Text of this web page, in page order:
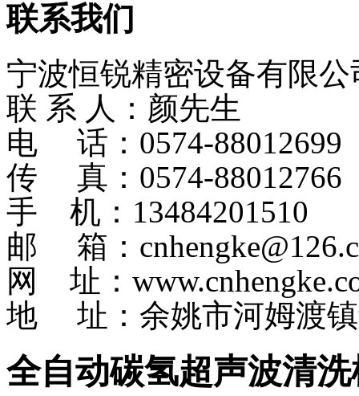
联系我们
宁波恒锐精密设备有限公
联 系 人：颜先生
电 话：0574-88012699
传 真：0574-88012766
手 机：13484201510
邮 箱：
网 址：
地 址：余姚市河姆渡镇
全自动碳氢超声波清洗